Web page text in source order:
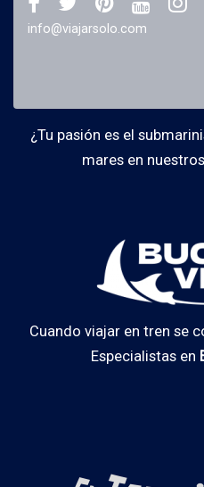
info@viajarsolo.com
¿Tu pasión es el
mares en nuestros
Cuando viajar en tren se
Especialistas en